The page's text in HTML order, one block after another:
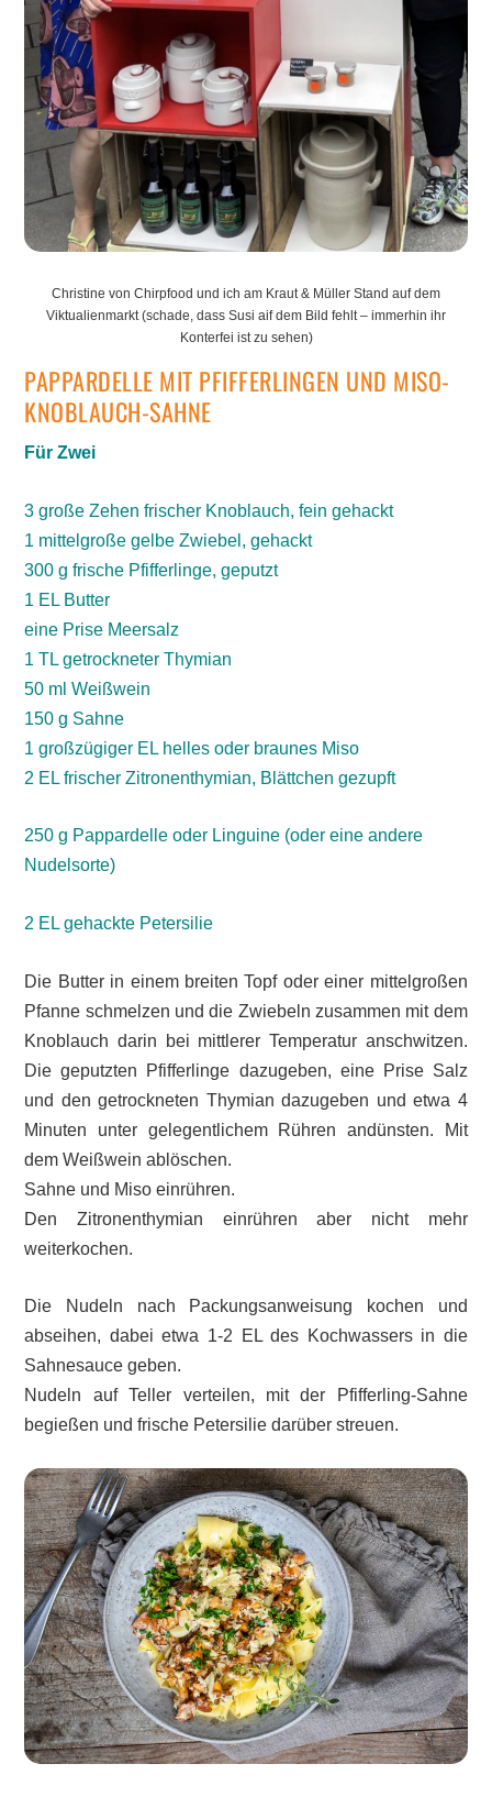
Christine von Chirpfood und ich am Kraut & Müller Stand auf dem
Viktualienmarkt (schade, dass Susi aif dem Bild fehlt – immerhin ihr
Konterfei ist zu sehen)
PAPPARDELLE MIT PFIFFERLINGEN UND MISO-
KNOBLAUCH-SAHNE
Für Zwei
3 große Zehen frischer Knoblauch, fein gehackt
1 mittelgroße gelbe Zwiebel, gehackt
300 g frische Pfifferlinge, geputzt
1 EL Butter
eine Prise Meersalz
1 TL getrockneter Thymian
50 ml Weißwein
150 g Sahne
1 großzügiger EL helles oder braunes Miso
2 EL frischer Zitronenthymian, Blättchen gezupft
250 g Pappardelle oder Linguine (oder eine andere
Nudelsorte)
2 EL gehackte Petersilie
Die Butter in einem breiten Topf oder einer mittelgroßen
Pfanne schmelzen und die Zwiebeln zusammen mit dem
Knoblauch darin bei mittlerer Temperatur anschwitzen.
Die geputzten Pfifferlinge dazugeben, eine Prise Salz
und den getrockneten Thymian dazugeben und etwa 4
Minuten unter gelegentlichem Rühren andünsten. Mit
dem Weißwein ablöschen.
Sahne und Miso einrühren.
Den Zitronenthymian einrühren aber nicht mehr
weiterkochen.
Die Nudeln nach Packungsanweisung kochen und
abseihen, dabei etwa 1-2 EL des Kochwassers in die
Sahnesauce geben.
Nudeln auf Teller verteilen, mit der Pfifferling-Sahne
begießen und frische Petersilie darüber streuen.